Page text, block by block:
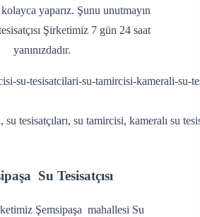
yaparız. Şunu unutmayın
Şirketimiz 7 gün 24 saat
yanınızdadır.
su tesisatçıları, su tamircisi, kameralı su
Su Tesisatçısı
Şemsipaşa mahallesi Su